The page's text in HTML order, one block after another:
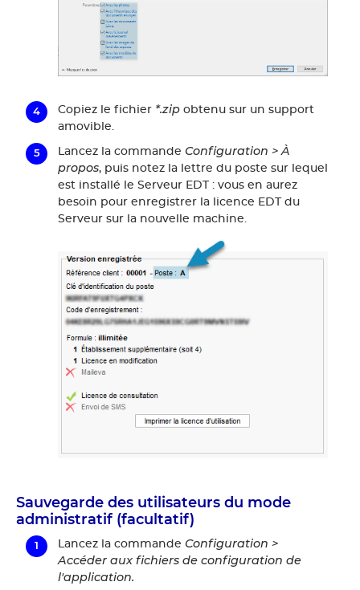
Copiez le fichier *.zip obtenu sur un support
amovible.
Lancez la commande Configuration > À
propos, puis notez la lettre du poste sur lequel
est installé le Serveur EDT : vous en aurez
besoin pour enregistrer la licence EDT du
Serveur sur la nouvelle machine.
Sauvegarde des utilisateurs du mode
administratif (facultatif)
Lancez la commande Configuration >
Accéder aux fichiers de configuration de
l'application.